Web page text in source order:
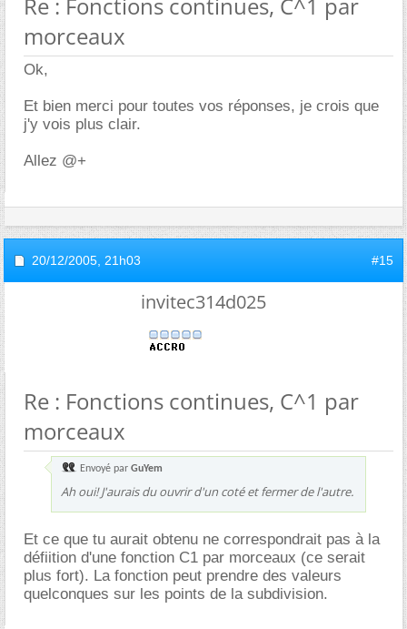
morceaux
Ok,
Et bien merci pour toutes vos réponses, je crois que
j'y vois plus clair.
Allez @+
20/12/2005, 21h03 #15
invitec314d025
Re : Fonctions continues, C^1 par
morceaux
Envoyé par GuYem
Ah oui! J'aurais du ouvrir d'un coté et fermer de l'autre.
Et ce que tu aurait obtenu ne correspondrait pas à la
défiition d'une fonction C1 par morceaux (ce serait
plus fort). La fonction peut prendre des valeurs
quelconques sur les points de la subdivision.